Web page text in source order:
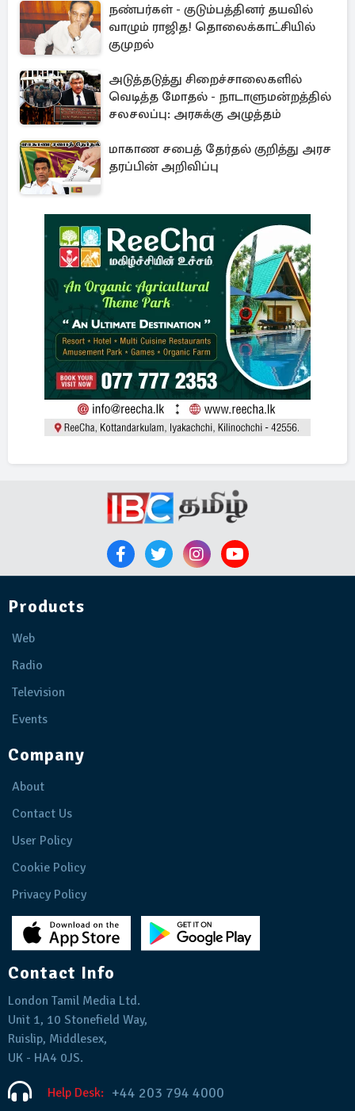
நண்பர்கள் - குடும்பத்தினர் தயவில்
வாழும் ராஜித! தொலைக்காட்சியில்
குமுறல்
அடுத்தடுத்து சிறைச்சாலைகளில்
வெடித்த மோதல் - நாடாளுமன்றத்தில்
சலசலப்பு: அரசுக்கு அழுத்தம்
மாகாண சபைத் தேர்தல் குறித்து அரச
தரப்பின் அறிவிப்பு
Products
Web
Radio
Television
Events
Company
About
Contact Us
User Policy
Cookie Policy
Privacy Policy
Contact Info
London Tamil Media Ltd.
Unit 1, 10 Stonefield Way,
Ruislip, Middlesex,
UK - HA4 0JS.
Help Desk: +44 203 794 4000